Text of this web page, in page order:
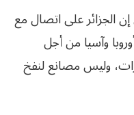
الجزائر على اتصال مع
وآسيا من أجل
وليس مصانع لنفخ